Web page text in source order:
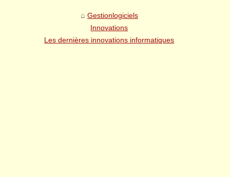
Gestionlogiciels
Innovations
Les dernières innovations informatiques